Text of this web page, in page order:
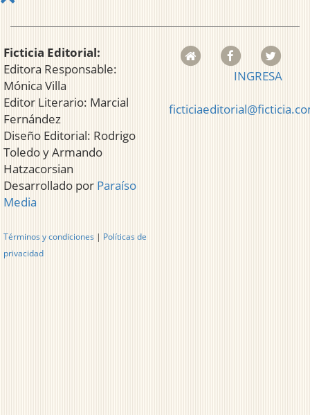
Ficticia Editorial:
Editora Responsable:
Mónica Villa
Editor Literario: Marcial
Fernández
Diseño Editorial: Rodrigo
Toledo y Armando
Hatzacorsian
Desarrollado por Paraíso
Media
Términos y condiciones | Políticas de
privacidad
INGRESA